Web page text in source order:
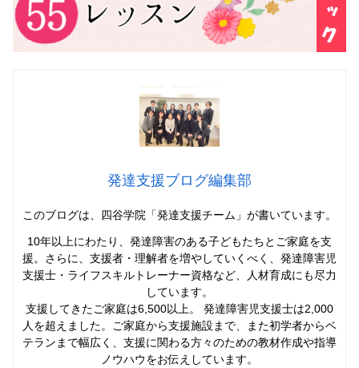
発達支援ブログ編集部
このブログは、四谷学院「発達支援チーム」 が書いています。
10年以上にわたり、発達障害のある子どもたちとご家庭を支
援。さらに、支援者・理解者を増やしていくべく、発達障害児
支援士・ライフスキルトレーナー資格など、人材育成にも尽力
しています。
支援してきたご家庭は6,500以上。 発達障害児支援士は2,000
人を超えました。ご家庭から支援施設まで、また初学者からベ
テランまで幅広く、支援に関わる方々のための教材作成や指導
ノウハウをお伝えしています。